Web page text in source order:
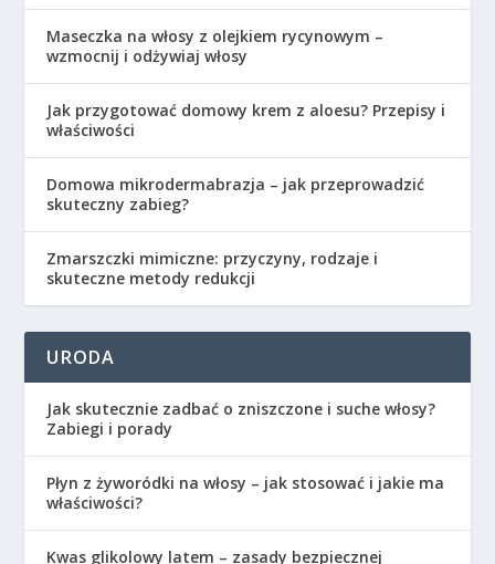
Maseczka na włosy z olejkiem rycynowym –
wzmocnij i odżywiaj włosy
Jak przygotować domowy krem z aloesu? Przepisy i
właściwości
Domowa mikrodermabrazja – jak przeprowadzić
skuteczny zabieg?
Zmarszczki mimiczne: przyczyny, rodzaje i
skuteczne metody redukcji
URODA
Jak skutecznie zadbać o zniszczone i suche włosy?
Zabiegi i porady
Płyn z żyworódki na włosy – jak stosować i jakie ma
właściwości?
Kwas glikolowy latem – zasady bezpiecznej